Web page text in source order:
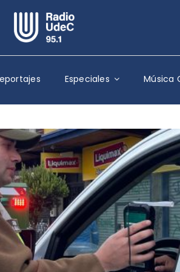
Radio UdeC en vivo
Quiénes Somos
Programación
Podcast
Noticias
Reportajes
Columnas
Música Clásica
Especiales
Especiales Música